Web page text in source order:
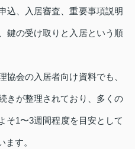
込、入居審査、重要事項説明
鍵の受け取りと入居という順
会の入居者向け資料でも、
きが整理されており、多くの
そ1〜3週間程度を目安として
す。